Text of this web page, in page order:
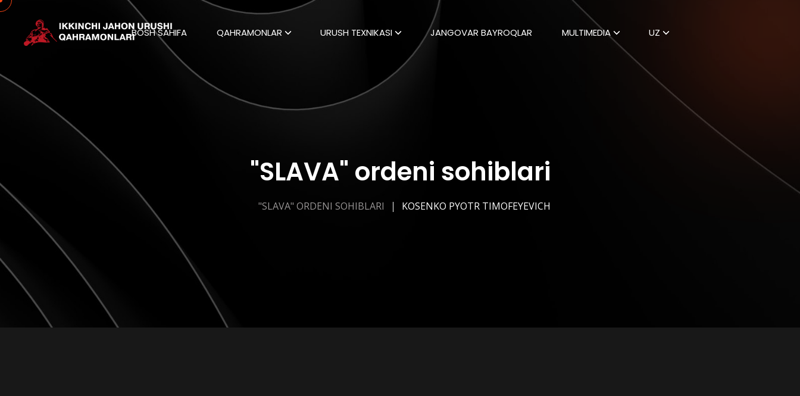
BOSH SAHIFA QAHRAMONLAR URUSH TEXNIKASI JANGOVAR BAYROQLAR MULTIMEDIA UZ
"SLAVA" ordeni sohiblari
"SLAVA" ORDENI SOHIBLARI KOSENKO PYOTR TIMOFEYEVICH